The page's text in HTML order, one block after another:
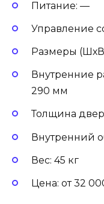
Питание: —
Управление
Размеры
Внутренние
290 мм
Толщина
Внутренний
Вес: 45 кг
Цена: от 32